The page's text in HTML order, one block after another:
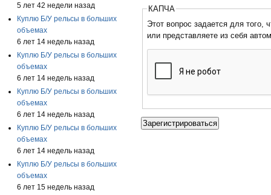
5 лет 42 недели назад
Куплю Б/У рельсы в больших
объемах
6 лет 14 недель назад
Куплю Б/У рельсы в больших
объемах
6 лет 14 недель назад
Куплю Б/У рельсы в больших
объемах
6 лет 14 недель назад
Куплю Б/У рельсы в больших
объемах
6 лет 14 недель назад
Куплю Б/У рельсы в больших
объемах
6 лет 15 недель назад
КАПЧА
Этот вопрос задается для того,
или представляете из себя